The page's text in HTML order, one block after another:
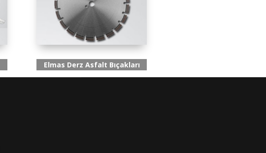
Elmas Derz Asfalt Bıçakları